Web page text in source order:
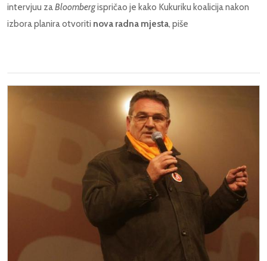
intervjuu zaBloombergispričao je kako Kukuriku koalicija nakon
izbora planira otvoriti nova radna mjesta, piše